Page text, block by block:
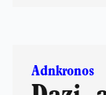
Adnkronos